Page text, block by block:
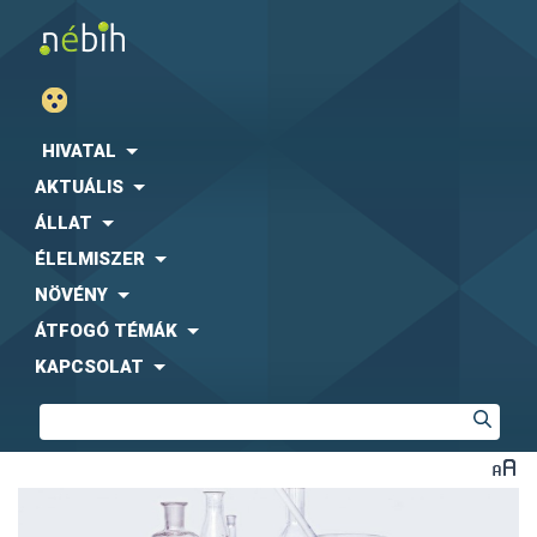
HIVATAL
AKTUÁLIS
ÁLLAT
ÉLELMISZER
NÖVÉNY
ÁTFOGÓ TÉMÁK
KAPCSOLAT